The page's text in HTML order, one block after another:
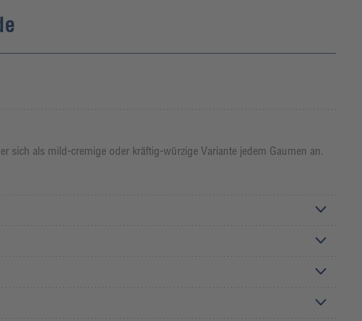
sich als mild-cremige oder kräftig-würzige Variante jedem Gaumen an.